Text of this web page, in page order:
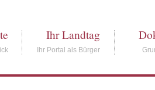
Ihr Landtag
Ihr Portal als Bürger